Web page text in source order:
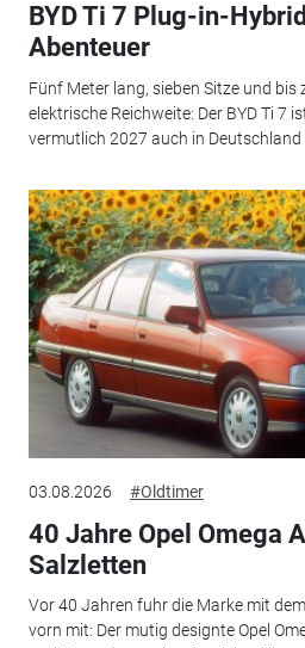
BYD Ti 7 Plug-in-
Abenteuer
Fünf Meter lang, sieben Sitze und bis
elektrische Reichweite: Der BYD Ti 7
vermutlich 2027 auch in Deutschland
03.08.2026 #Oldtimer
40 Jahre Opel Omega
Salzletten
Vor 40 Jahren fuhr die Marke mit
vorn mit: Der mutig designte Opel